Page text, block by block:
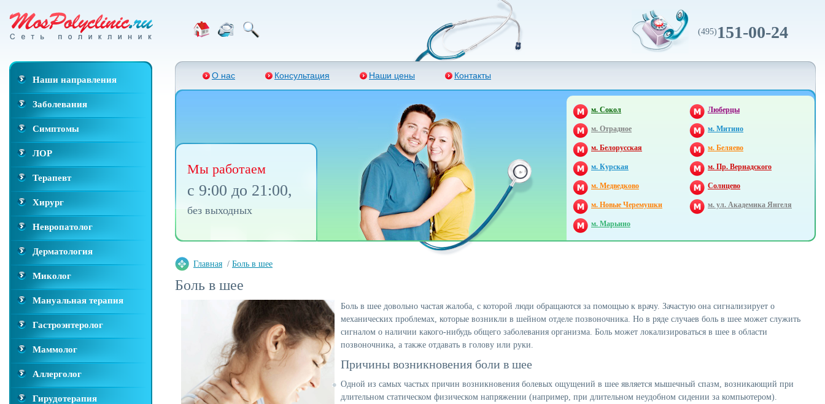
(495) 151-00-24
Наши направления
Заболевания
Симптомы
ЛОР
Терапевт
Хирург
Невропатолог
Дерматология
Миколог
Мануальная терапия
Гастроэнтеролог
Маммолог
Аллерголог
Гирудотерапия
О нас Консультация Наши цены Контакты
Мы работаем
с 9:00 до 21:00,
без выходных
м. Сокол Люберцы
м. Отрадное м. Митино
м. Белорусская м. Беляево
м. Курская м. Пр. Вернадского
м. Медведково Солнцево
м. Новые Черемушки м. ул. Академика Янгеля
м. Марьино
Главная / Боль в шее
Боль в шее
Боль в шее довольно частая жалоба, с которой люди обращаются за помощью к врачу. Зачастую она сигнализирует о
механических проблемах, которые возникли в шейном отделе позвоночника. Но в ряде случаев боль в шее может служить
сигналом о наличии какого-нибудь общего заболевания организма. Боль может локализироваться в шее в области
позвоночника, а также отдавать в голову или руки.
Причины возникновения боли в шее
Одной из самых частых причин возникновения болевых ощущений в шее является мышечный спазм, возникающий при
длительном статическом физическом напряжении (например, при длительном неудобном сидении за компьютером).